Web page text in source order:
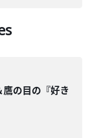
の目の『好き